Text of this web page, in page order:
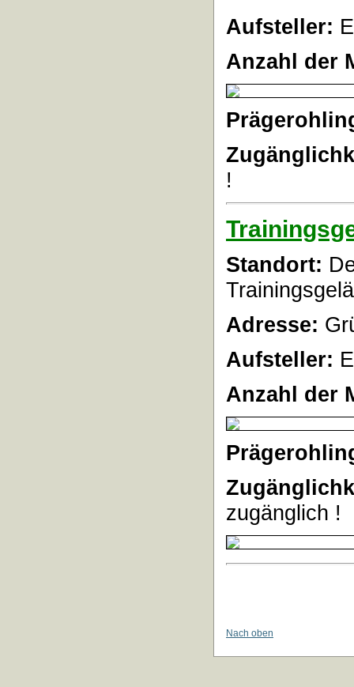
Aufsteller:
Anzahl der
!
Standort:
Adresse:
Aufsteller:
Anzahl der
zugänglich !
Nach oben